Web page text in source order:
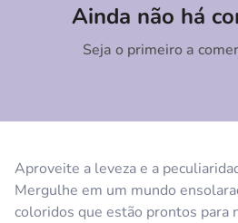
Aproveite a leveza e a
Mergulhe em um mundo
coloridos que estão prontos para
Ainda não há
Seja o primeiro a